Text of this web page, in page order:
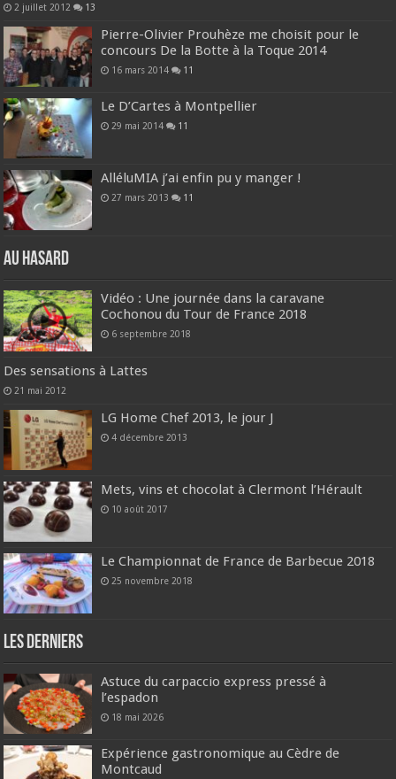
2 juillet 2012 13
Pierre-Olivier Prouhèze me choisit pour le
concours De la Botte à la Toque 2014
16 mars 2014 11
Le D’Cartes à Montpellier
29 mai 2014 11
AlléluMIA j’ai enfin pu y manger !
27 mars 2013 11
Au hasard
Vidéo : Une journée dans la caravane
Cochonou du Tour de France 2018
6 septembre 2018
Des sensations à Lattes
21 mai 2012
LG Home Chef 2013, le jour J
4 décembre 2013
Mets, vins et chocolat à Clermont l’Hérault
10 août 2017
Le Championnat de France de Barbecue 2018
25 novembre 2018
Les derniers
Astuce du carpaccio express pressé à
l’espadon
18 mai 2026
Expérience gastronomique au Cèdre de
Montcaud